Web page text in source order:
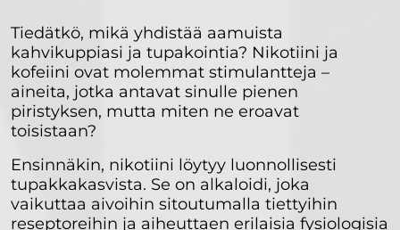
Tiedätkö, mikä yhdistää aamuista
kahvikuppiasi ja tupakointia? Nikotiini ja
kofeiini ovat molemmat stimulantteja –
aineita, jotka antavat sinulle pienen
piristyksen, mutta miten ne eroavat
toisistaan?
Ensinnäkin, nikotiini löytyy luonnollisesti
tupakkakasvista. Se on alkaloidi, joka
vaikuttaa aivoihin sitoutumalla tiettyihin
reseptoreihin ja aiheuttaen erilaisia fysiologisia